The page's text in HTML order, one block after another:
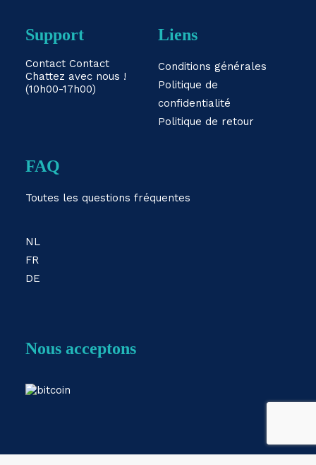
Support
Contact Contact
Chattez avec nous !
(10h00-17h00)
Liens
Conditions générales
Politique de
confidentialité
Politique de retour
FAQ
Toutes les questions fréquentes
NL
FR
DE
Nous acceptons